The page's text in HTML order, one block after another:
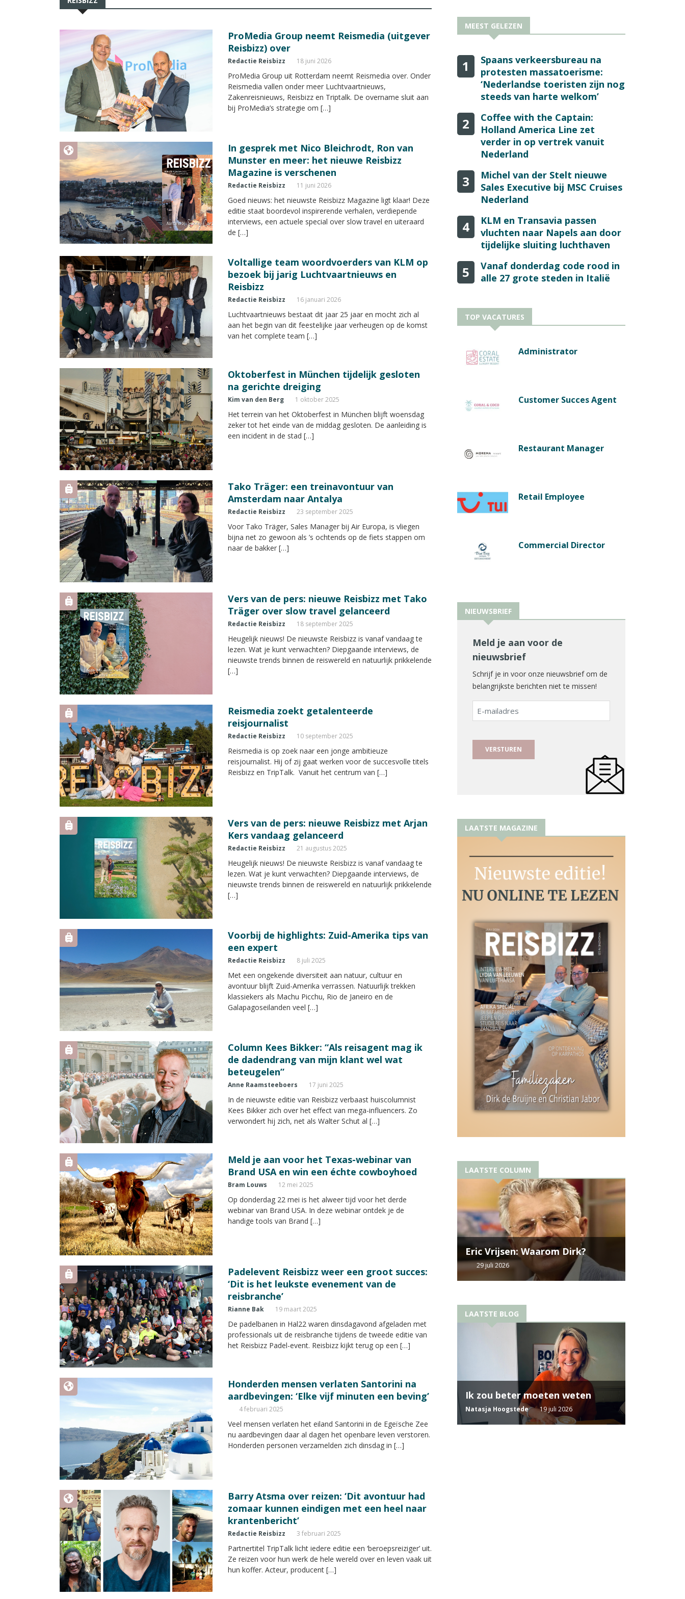
ProMedia Group neemt Reismedia (uitgever
Reisbizz) over
Redactie Reisbizz 18 juni 2026
ProMedia Group uit Rotterdam neemt Reismedia over. Onder
Reismedia vallen onder meer Luchtvaartnieuws,
Zakenreisnieuws, Reisbizz en Triptalk. De overname sluit aan
bij ProMedia’s strategie om […]
In gesprek met Nico Bleichrodt, Ron van
Munster en meer: het nieuwe Reisbizz
Magazine is verschenen
Redactie Reisbizz 11 juni 2026
Goed nieuws: het nieuwste Reisbizz Magazine ligt klaar! Deze
editie staat boordevol inspirerende verhalen, verdiepende
interviews, een actuele special over slow travel en uiteraard
de […]
Voltallige team woordvoerders van KLM op
bezoek bij jarig Luchtvaartnieuws en
Reisbizz
Redactie Reisbizz 16 januari 2026
Luchtvaartnieuws bestaat dit jaar 25 jaar en mocht zich al
aan het begin van dit feestelijke jaar verheugen op de komst
van het complete team […]
Oktoberfest in München tijdelijk gesloten
na gerichte dreiging
Kim van den Berg 1 oktober 2025
Het terrein van het Oktoberfest in München blijft woensdag
zeker tot het einde van de middag gesloten. De aanleiding is
een incident in de stad […]
Tako Träger: een treinavontuur van
Amsterdam naar Antalya
Redactie Reisbizz 23 september 2025
Voor Tako Träger, Sales Manager bij Air Europa, is vliegen
bijna net zo gewoon als ’s ochtends op de fiets stappen om
naar de bakker […]
Vers van de pers: nieuwe Reisbizz met Tako
Träger over slow travel gelanceerd
Redactie Reisbizz 18 september 2025
Heugelijk nieuws! De nieuwste Reisbizz is vanaf vandaag te
lezen. Wat je kunt verwachten? Diepgaande interviews, de
nieuwste trends binnen de reiswereld en natuurlijk prikkelende
[…]
Reismedia zoekt getalenteerde
reisjournalist
Redactie Reisbizz 10 september 2025
Reismedia is op zoek naar een jonge ambitieuze
reisjournalist. Hij of zij gaat werken voor de succesvolle titels
Reisbizz en TripTalk. Vanuit het centrum van […]
Vers van de pers: nieuwe Reisbizz met Arjan
Kers vandaag gelanceerd
Redactie Reisbizz 21 augustus 2025
Heugelijk nieuws! De nieuwste Reisbizz is vanaf vandaag te
lezen. Wat je kunt verwachten? Diepgaande interviews, de
nieuwste trends binnen de reiswereld en natuurlijk prikkelende
[…]
Voorbij de highlights: Zuid-Amerika tips van
een expert
Redactie Reisbizz 8 juli 2025
Met een ongekende diversiteit aan natuur, cultuur en
avontuur blijft Zuid-Amerika verrassen. Natuurlijk trekken
klassiekers als Machu Picchu, Rio de Janeiro en de
Galapagoseilanden veel […]
Column Kees Bikker: “Als reisagent mag ik
de dadendrang van mijn klant wel wat
beteugelen”
Anne Raamsteeboers 17 juni 2025
In de nieuwste editie van Reisbizz verbaast huiscolumnist
Kees Bikker zich over het effect van mega-influencers. Zo
verwondert hij zich, net als Walter Schut al […]
Meld je aan voor het Texas-webinar van
Brand USA en win een échte cowboyhoed
Bram Louws 12 mei 2025
Op donderdag 22 mei is het alweer tijd voor het derde
webinar van Brand USA. In deze webinar ontdek je de
handige tools van Brand […]
Padelevent Reisbizz weer een groot succes:
‘Dit is het leukste evenement van de
reisbranche’
Rianne Bak 19 maart 2025
De padelbanen in Hal22 waren dinsdagavond afgeladen met
professionals uit de reisbranche tijdens de tweede editie van
het Reisbizz Padel-event. Reisbizz kijkt terug op een […]
Honderden mensen verlaten Santorini na
aardbevingen: ‘Elke vijf minuten een beving’
4 februari 2025
Veel mensen verlaten het eiland Santorini in de Egeïsche Zee
nu aardbevingen daar al dagen het openbare leven verstoren.
Honderden personen verzamelden zich dinsdag in […]
Barry Atsma over reizen: ‘Dit avontuur had
zomaar kunnen eindigen met een heel naar
krantenbericht’
Redactie Reisbizz 3 februari 2025
Partnertitel TripTalk licht iedere editie een ‘beroepsreiziger’ uit.
Ze reizen voor hun werk de hele wereld over en leven vaak uit
hun koffer. Acteur, producent […]
MEEST GELEZEN
1
Spaans verkeersbureau na
protesten massatoerisme:
‘Nederlandse toeristen zijn nog
steeds van harte welkom’
2
Coffee with the Captain:
Holland America Line zet
verder in op vertrek vanuit
Nederland
3
Michel van der Stelt nieuwe
Sales Executive bij MSC Cruises
Nederland
4
KLM en Transavia passen
vluchten naar Napels aan door
tijdelijke sluiting luchthaven
5
Vanaf donderdag code rood in
alle 27 grote steden in Italië
TOP VACATURES
Administrator
Customer Succes Agent
Restaurant Manager
Retail Employee
Commercial Director
NIEUWSBRIEF
Meld je aan voor de
nieuwsbrief
Schrijf je in voor onze nieuwsbrief om de
belangrijkste berichten niet te missen!
E-
mailadres
LAATSTE MAGAZINE
LAATSTE COLUMN
Eric Vrijsen: Waarom Dirk?
29 juli 2026
LAATSTE BLOG
Ik zou beter moeten weten
Natasja Hoogstede 19 juli 2026